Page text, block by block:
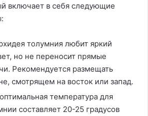
включает в себя следующие
толумния любит яркий
но не переносит прямые
Рекомендуется размещать
смотрящем на восток или запад.
температура для
составляет 20-25 градусов